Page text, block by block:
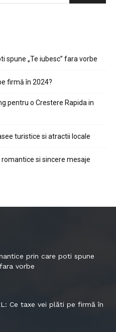
spune „Te iubesc” fara vorbe
firmă în 2024?
pentru o Crestere Rapida in
turistice si atractii locale
si sincere mesaje
prin care poti spune
vorbe
Ce taxe vei plăti pe firmă în